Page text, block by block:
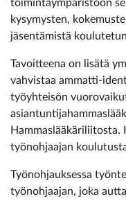
toimintaympäristöön
kysymysten,
jäsentämistä
Tavoitteena on lisätä
vahvistaa ammatti-
työyhteisön
Hammaslääkäriliitosta.
työnohjaajan
Työnohjauksessa
työnohjaajan, joka